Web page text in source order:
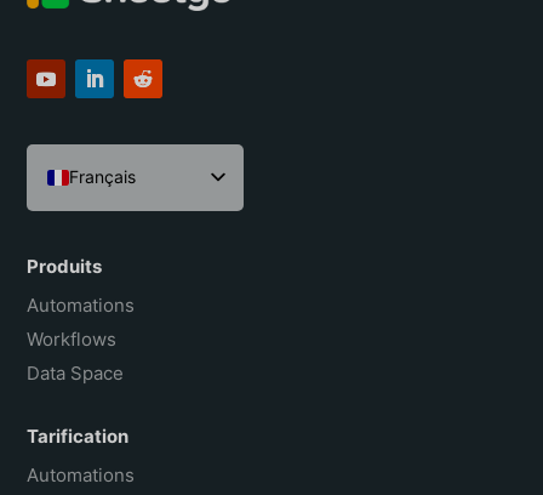
Français
English
Español
Português do Brasil
Produits
Automations
Workflows
Data Space
Tarification
Automations